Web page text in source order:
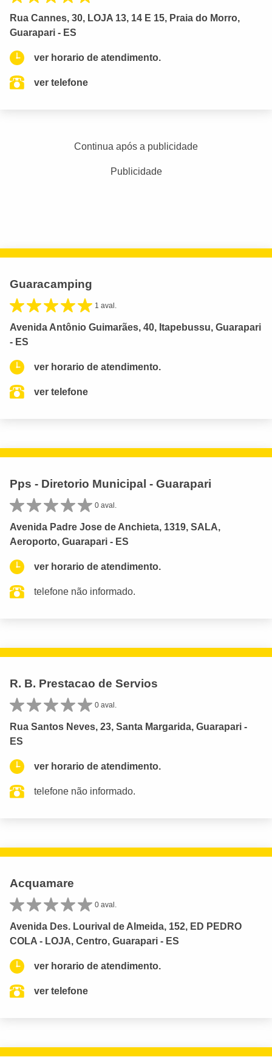
Rua Cannes, 30, LOJA 13, 14 E 15, Praia do Morro,
Guarapari - ES
ver horario de atendimento.
ver telefone
Continua após a publicidade
Publicidade
Guaracamping
1 aval.
Avenida Antônio Guimarães, 40, Itapebussu, Guarapari
- ES
ver horario de atendimento.
ver telefone
Pps - Diretorio Municipal - Guarapari
0 aval.
Avenida Padre Jose de Anchieta, 1319, SALA,
Aeroporto, Guarapari - ES
ver horario de atendimento.
telefone não informado.
R. B. Prestacao de Servios
0 aval.
Rua Santos Neves, 23, Santa Margarida, Guarapari -
ES
ver horario de atendimento.
telefone não informado.
Acquamare
0 aval.
Avenida Des. Lourival de Almeida, 152, ED PEDRO
COLA - LOJA, Centro, Guarapari - ES
ver horario de atendimento.
ver telefone